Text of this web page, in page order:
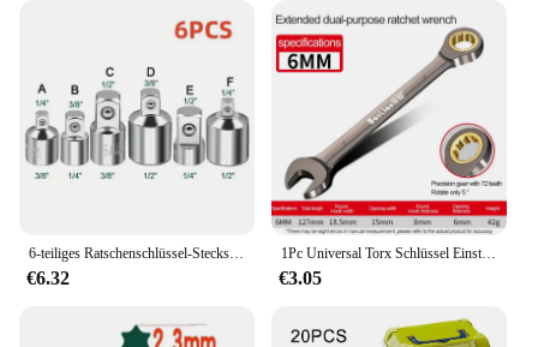
Whether you're a wholesale vendor looking to stock
up on reliable water pumps or an individual buyer
in need of a set for sale, the Tor Motor 220v Water
Pumps are an excellent choice. Their robust
performance, user-friendly design, and versatile
applications make them a popular choice among
suppliers and customers alike. With the Tor Motor
220v Water Pumps, you can ensure that your water
transfer and circulation needs are met with
6-teiliges Ratschenschlüssel-Steckschlüssel-Konverter-Hülsenkopf-Adapter, Schlagschrauber-Adapter und Reduzierstück-Set, 1/4 Zoll, 3/8 Zoll, 1/2 Zoll, 3/4 Zoll Handwerkzeuge
€6.32
1Pc Universal Torx Schlüssel Einstellbare Drehmoment 6-32mm Ratsche Spanner für Fahrrad Motorrad Auto Reparatur Werkzeuge Mechanische werkzeug
€3.05